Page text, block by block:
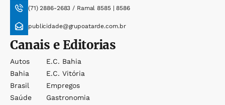
(71) 2886-2683 / Ramal 8585 | 8586
publicidade@grupoatarde.com.br
Canais e Editorias
Autos
Bahia
Brasil
Saúde
E.c. Bahia
E.c. Vitória
Empregos
Gastronomia